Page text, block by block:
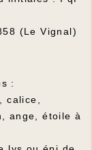
(Le Vignal)
:
calice,
ange, étoile à